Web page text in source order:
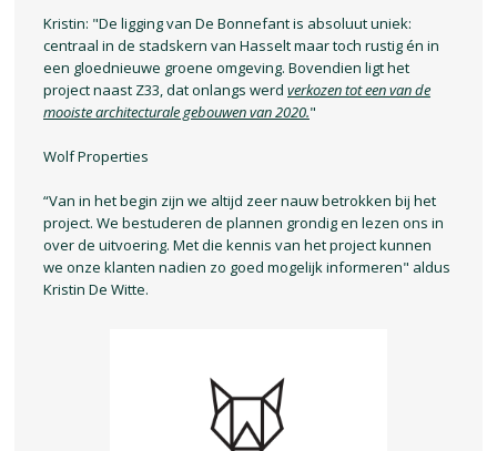
Kristin: "De ligging van De Bonnefant is absoluut uniek:
centraal in de stadskern van Hasselt maar toch rustig én in
een gloednieuwe groene omgeving. Bovendien ligt het
project naast Z33, dat onlangs werd verkozen tot een van de
mooiste architecturale gebouwen van 2020."
Wolf Properties
“Van in het begin zijn we altijd zeer nauw betrokken bij het
project. We bestuderen de plannen grondig en lezen ons in
over de uitvoering. Met die kennis van het project kunnen
we onze klanten nadien zo goed mogelijk informeren" aldus
Kristin De Witte.